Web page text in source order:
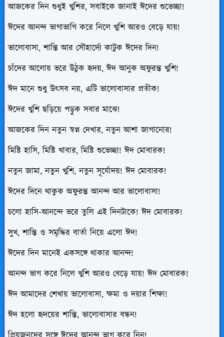
আজকের দিন শুধুই খুশির, সবাইকে জানাই ঈদের শুভেচ্ছা!
ঈদের আনন্দ ভাগাভাগি করে নিলে খুশি আরও বেড়ে যায়!
ভালোবাসা, শান্তি আর সৌহার্দ্যে কাটুক ঈদের দিন!
চাঁদের আলোয় ভরে উঠুক হৃদয়, ঈদ আনুক অফুরন্ত খুশি!
ঈদ মানে শুধু উৎসব নয়, এটি ভালোবাসার প্রতীক!
ঈদের খুশি ছড়িয়ে পড়ুক সবার মাঝে!
আজকের দিন নতুন স্বপ্ন দেখার, নতুন আশা জাগানোর!
মিষ্টি হাসি, মিষ্টি খাবার, মিষ্টি শুভেচ্ছা! ঈদ মোবারক!
নতুন জামা, নতুন খুশি, নতুন সূর্যোদয়! ঈদ মোবারক!
ঈদের দিনে থাকুক অফুরন্ত আনন্দ আর ভালোবাসা!
চলো হাসি-আনন্দে ভরে তুলি এই দিনটাকে! ঈদ মোবারক!
সুখ, শান্তি ও সমৃদ্ধির বার্তা নিয়ে এলো ঈদ!
ঈদের দিন মানেই একসঙ্গে থাকার আনন্দ!
আনন্দ ভাগ করে নিলে খুশি আরও বেড়ে যায়! ঈদ মোবারক!
ঈদ আমাদের শেখায় ভালোবাসা, ক্ষমা ও দয়ার শিক্ষা!
ঈদ হলো হৃদয়ের শান্তি, ভালোবাসার বন্ধন!